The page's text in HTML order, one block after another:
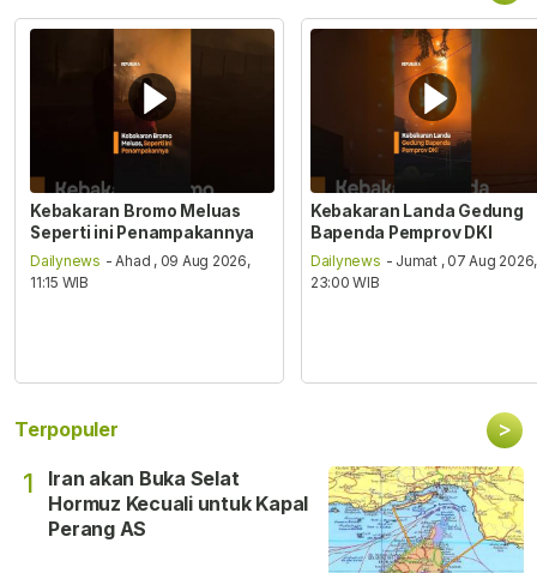
Kebakaran Bromo Meluas
Seperti ini Penampakannya
Dailynews - Ahad , 09 Aug 2026,
11:15 WIB
Kebakaran Landa Gedung
Bapenda Pemprov DKI
Dailynews - Jumat , 07 Aug 2026,
23:00 WIB
Terpopuler >
1
Iran akan Buka Selat
Hormuz Kecuali untuk Kapal
Perang AS